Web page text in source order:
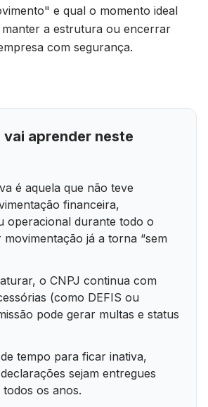
e qual o momento ideal
a estrutura ou encerrar
com segurança.
vai aprender neste
é aquela que não teve
financeira,
operacional durante todo o
já a torna “sem
o CNPJ continua com
(como DEFIS ou
pode gerar multas e status
tempo para ficar inativa,
sejam entregues
os anos.